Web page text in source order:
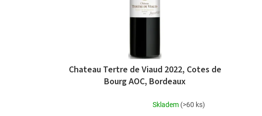
Chateau Tertre de Viaud 2022, Cotes de
Bourg AOC, Bordeaux
Skladem (>60 ks)